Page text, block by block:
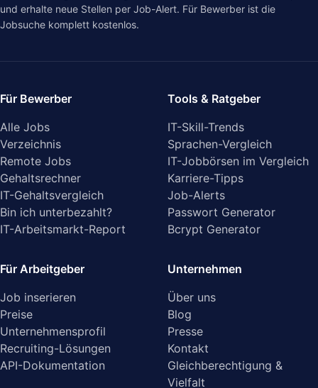
und erhalte neue Stellen per Job-Alert. Für Bewerber ist die
Jobsuche komplett kostenlos.
Für Bewerber
Alle Jobs
Verzeichnis
Remote Jobs
Gehaltsrechner
IT-Gehaltsvergleich
Bin ich unterbezahlt?
IT-Arbeitsmarkt-Report
Tools & Ratgeber
IT-Skill-Trends
Sprachen-Vergleich
IT-Jobbörsen im Vergleich
Karriere-Tipps
Job-Alerts
Passwort Generator
Bcrypt Generator
Für Arbeitgeber
Job inserieren
Preise
Unternehmensprofil
Recruiting-Lösungen
API-Dokumentation
Unternehmen
Über uns
Blog
Presse
Kontakt
Gleichberechtigung &
Vielfalt